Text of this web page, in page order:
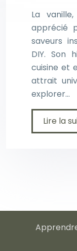
La
apprécié
saveurs
DIY. Son
cuisine et
attrait
explorer…
Lire la